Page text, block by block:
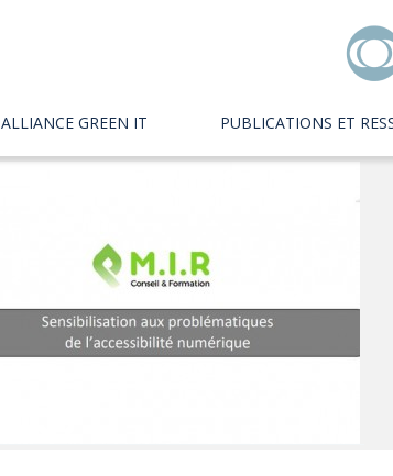
ALLIANCE GREEN IT PUBLICATIONS ET